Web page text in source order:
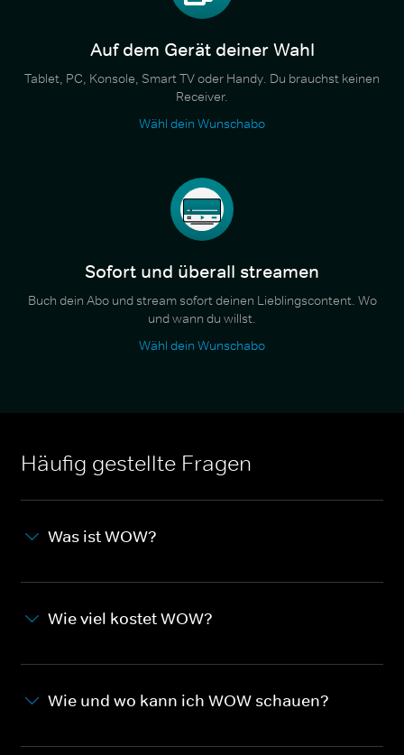
Auf dem Gerät deiner Wahl
Tablet, PC, Konsole, Smart TV oder Handy. Du brauchst keinen
Receiver.
Wähl dein Wunschabo
Sofort und überall streamen
Buch dein Abo und stream sofort deinen Lieblingscontent. Wo
und wann du willst.
Wähl dein Wunschabo
Häufig gestellte Fragen
Was ist WOW?
Wie viel kostet WOW?
Wie und wo kann ich WOW schauen?